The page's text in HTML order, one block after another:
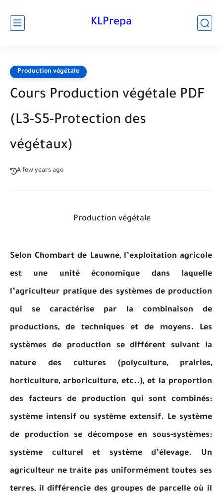
KLPrepa
Production végétale
Cours Production végétale PDF
(L3-S5-Protection des
végétaux)
A few years ago
Production végétale
Selon Chombart de Lauwne, l’exploitation agricole
est une unité économique dans laquelle
l’agriculteur pratique des systèmes de production
qui se caractérise par la combinaison de
productions, de techniques et de moyens. Les
systèmes de production se différent suivant la
nature des cultures (polyculture, prairies,
horticulture, arboriculture, etc..), et la proportion
des facteurs de production qui sont combinés:
système intensif ou système extensif. Le système
de production se décompose en sous-systèmes:
système culturel et système d’élevage. Un
agriculteur ne traite pas uniformément toutes ses
terres, il différencie des groupes de parcelle où il